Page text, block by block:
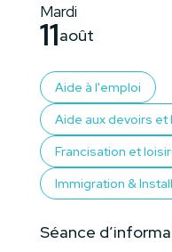
Mardi
11août
Aide à l'emploi
Aide aux devoirs et
Francisation et
Immigration &
Séance